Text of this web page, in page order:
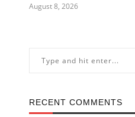
August 8, 2026
RECENT COMMENTS